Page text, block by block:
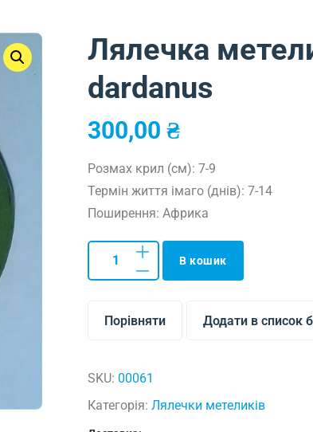
Лялечка
dardanus
300,00₴
Розмах крил (см): 7-9
Термін життя імаго (днів): 7-14
Поширення: Африка
В кошик
Порівняти Додати в список
SKU:00061
Категорія:Лялечки метеликів